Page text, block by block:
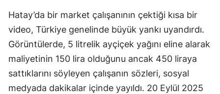
Eskişehir
Gaziantep
Giresun
Hatay’da bir market çalışanının çektiği kısa bir
video, Türkiye genelinde büyük yankı uyandırdı.
Görüntülerde, 5 litrelik ayçiçek yağını eline alarak
maliyetinin 150 lira olduğunu ancak 450 liraya
sattıklarını söyleyen çalışanın sözleri, sosyal
medyada dakikalar içinde yayıldı. 20 Eylül 2025